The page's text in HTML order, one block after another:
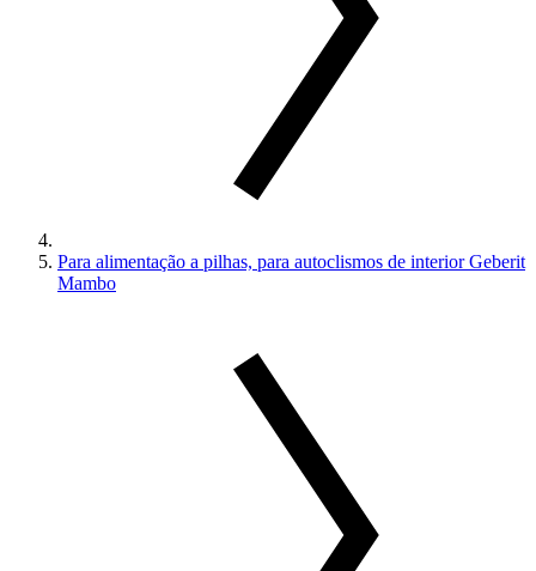
Para alimentação a pilhas, para autoclismos de interior Geberit
Mambo